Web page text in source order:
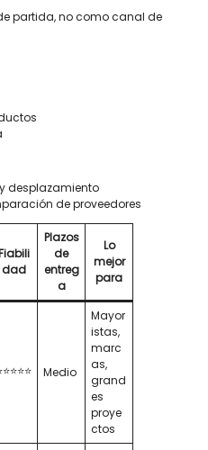
partida, no como canal de
desplazamiento
de proveedores
dad
Plazos
de
entreg
a
Lo
mejor
para
Medio
Mayor
istas,
marc
as,
grand
es
proye
ctos